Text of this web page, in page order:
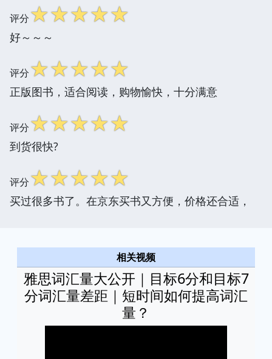
评分☆☆☆☆☆
好～～～
评分☆☆☆☆☆
正版图书，适合阅读，购物愉快，十分满意
评分☆☆☆☆☆
到货很快?
评分☆☆☆☆☆
买过很多书了。在京东买书又方便，价格还合适，
相关视频
雅思词汇量大公开｜目标6分和目标7
分词汇量差距｜短时间如何提高词汇
量？